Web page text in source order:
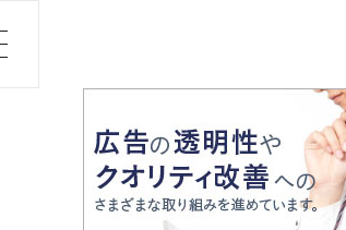
トップ
ユーザーの声